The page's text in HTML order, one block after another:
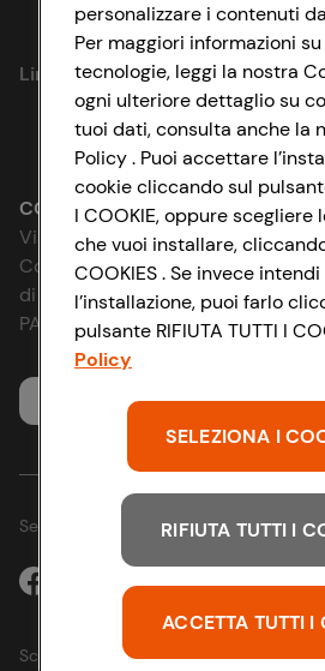
Privacy Policy
Cookie Policy
Impostazioni Cookie
Accessibilità
D&I e Parità di Genere
Strategia Fiscale
Link utili
Lavora con noi
Le cooperative
News & Approfondimenti
Richiami prodotto
Whistleblowing
CONAD SOCIETÀ COOPERATIVA
Via Michelino, 59 | 40127
Codice Fiscale e Registro
di Bologna 00865960157
PARTITA IVA 03320960374
Servizio
Seguici sui Social:
Scarica l'app
personalizzare i contenuti
Per maggiori informazioni
tecnologie, leggi la nostra
ogni ulteriore dettaglio su
tuoi dati, consulta anche la
Policy . Puoi accettare
cookie cliccando sul
I COOKIE, oppure scegliere
che vuoi installare,
COOKIES . Se invece
l’installazione, puoi farlo
pulsante RIFIUTA TUTTI I
Policy
SELEZIONA I
RIFIUTA TUTTI I